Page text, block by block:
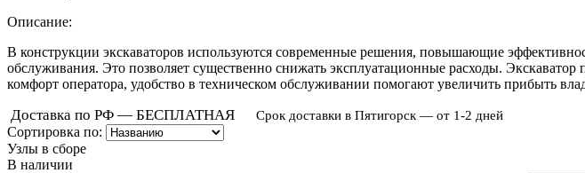
Описание:
В конструкции экскаваторов используются современные решения, повышающие
обслуживания. Это позволяет существенно снижать эксплуатационные расходы.
комфорт оператора, удобство в техническом обслуживании помогают увеличить прибыть
Доставка по РФ — БЕСПЛАТНАЯ Срок доставки в Пятигорск — от 1-2 дней
Сортировка по:
Узлы в сборе
В наличии